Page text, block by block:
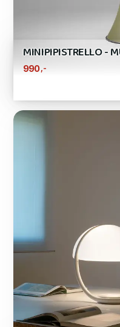
MINIPIPISTRELLO -
990 ,-